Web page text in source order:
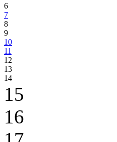
6
7
8
9
10
11
12
13
14
15
16